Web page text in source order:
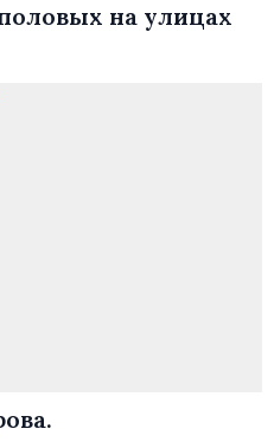
на улицах